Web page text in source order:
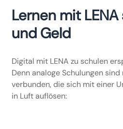
Lernen mit
und Geld
Digital mit LENA zu schulen
Denn analoge Schulungen
verbunden, die sich mit einer
in Luft auflösen: